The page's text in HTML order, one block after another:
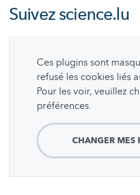
Suivezscience.lu
Ces plugins sont
refusé les cookies liés
Pour les voir, veuillez
préférences.
CHANGER MES